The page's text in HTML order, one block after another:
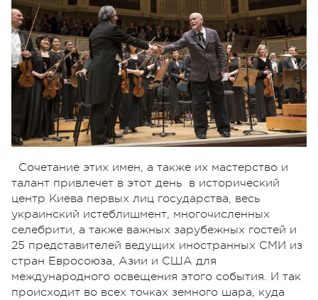
Сочетание этих имен, а также их мастерство и
талант привлечет в этот день в исторический
центр Киева первых лиц государства, весь
украинский истеблишмент, многочисленных
селебрити, а также важных зарубежных гостей и
25 представителей ведущих иностранных СМИ из
стран Евросоюза, Азии и США для
международного освещения этого события. И так
происходит во всех точках земного шара, куда